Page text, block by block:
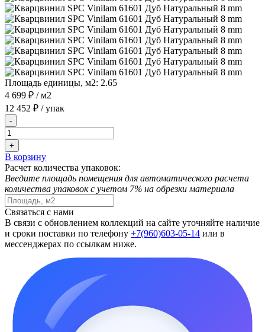
Площадь единицы, м2: 2.65
4 699 ₽ / м2
12 452 ₽ / упак
-
+
В корзину
Расчет количества упаковок:
Введите площадь помещения для автоматического расчета
количества упаковок с учетом 7% на обрезки материала
Связаться с нами
В связи с обновлением коллекций на сайте уточняйте наличие
и сроки поставки по телефону +7(960)603-05-14 или в
мессенджерах по ссылкам ниже.